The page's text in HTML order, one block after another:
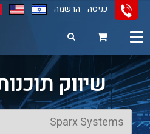
11
12
13
כניסה הרשמה
Toggle
שיווק